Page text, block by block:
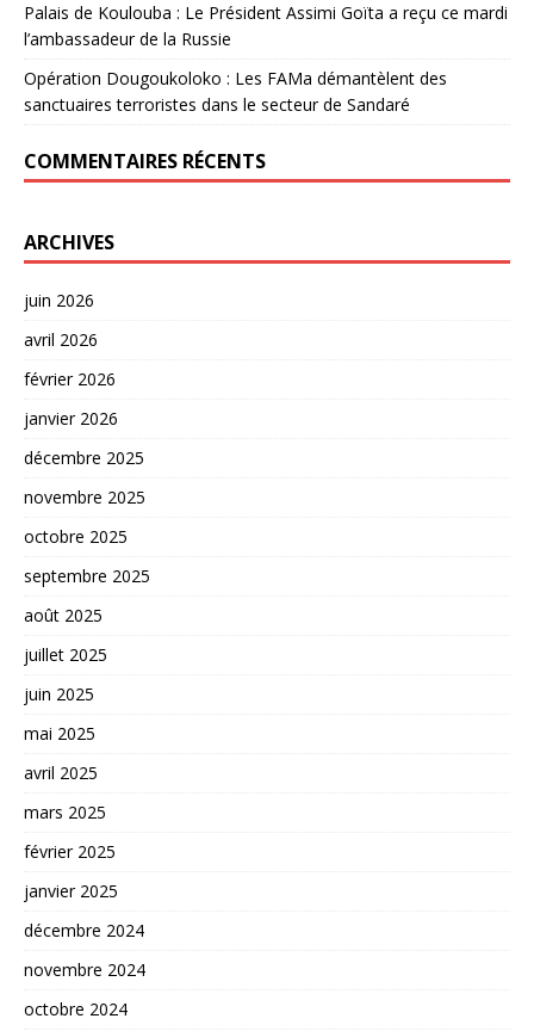
Palais de Koulouba : Le Président Assimi Goïta a reçu ce mardi
l’ambassadeur de la Russie
Opération Dougoukoloko : Les FAMa démantèlent des
sanctuaires terroristes dans le secteur de Sandaré
COMMENTAIRES RÉCENTS
ARCHIVES
juin 2026
avril 2026
février 2026
janvier 2026
décembre 2025
novembre 2025
octobre 2025
septembre 2025
août 2025
juillet 2025
juin 2025
mai 2025
avril 2025
mars 2025
février 2025
janvier 2025
décembre 2024
novembre 2024
octobre 2024